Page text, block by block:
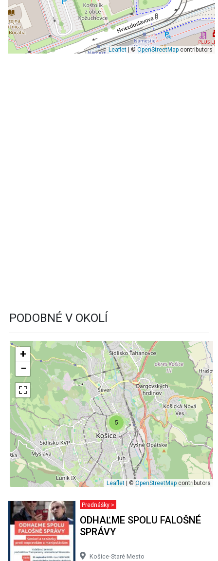
Leaflet| ©OpenStreetMapcontributors
PODOBNÉ V OKOLÍ
5
+
−
Leaflet | © OpenStreetMap contributors
Prednášky >
ODHAĽME SPOLU FALOŠNÉ
SPRÁVY
Košice-Staré Mesto